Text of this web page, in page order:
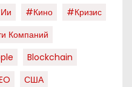
#кино
#кризис
Компаний
Blockchain
США